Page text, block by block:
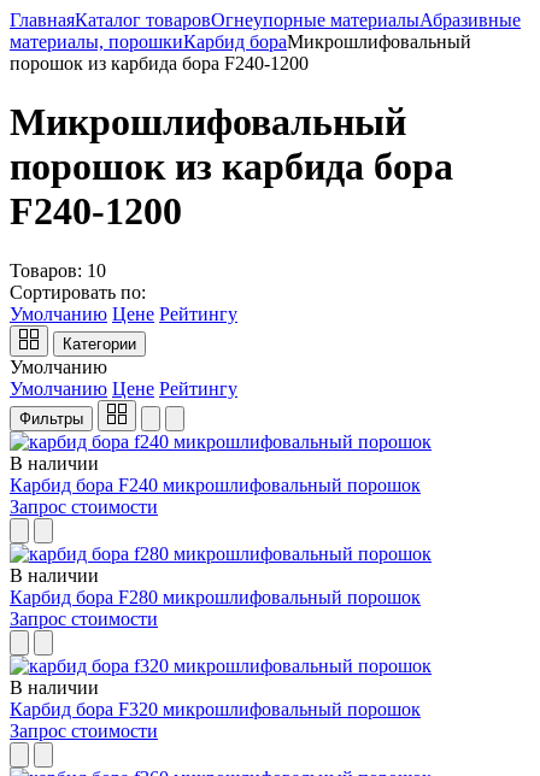
ГлавнаяКаталог товаровОгнеупорные материалыАбразивные
материалы, порошкиКарбид бораМикрошлифовальный
порошок из карбида бора F240-1200
Микрошлифовальный
порошок из карбида бора
F240-1200
Товаров: 10
Сортировать по:
Умолчанию Цене Рейтингу
Категории
Умолчанию
Умолчанию Цене Рейтингу
Фильтры
В наличии
Карбид бора F240 микрошлифовальный порошок
Запрос стоимости
В наличии
Карбид бора F280 микрошлифовальный порошок
Запрос стоимости
В наличии
Карбид бора F320 микрошлифовальный порошок
Запрос стоимости